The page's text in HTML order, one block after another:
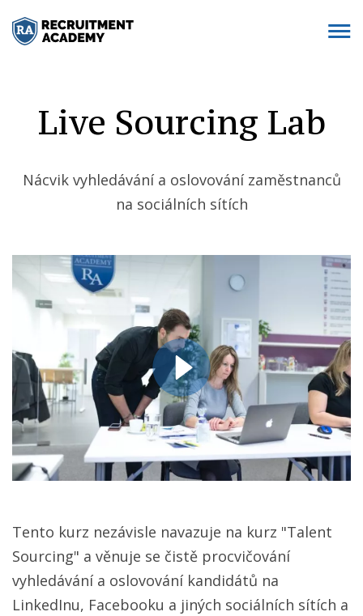
Live Sourcing Lab
Nácvik vyhledávání a oslovování zaměstnanců
na sociálních sítích
Tento kurz nezávisle navazuje na kurz "Talent
Sourcing" a věnuje se čistě procvičování
vyhledávání a oslovování kandidátů na
LinkedInu, Facebooku a jiných sociálních sítích a